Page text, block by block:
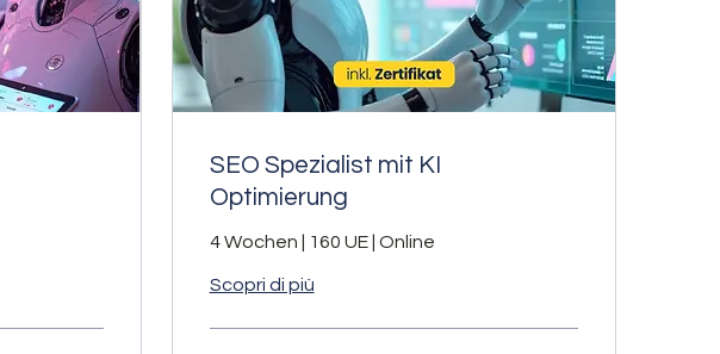
SEO Spezialist mit KI
Optimierung
4 Wochen | 160 UE | Online
Scopri di più